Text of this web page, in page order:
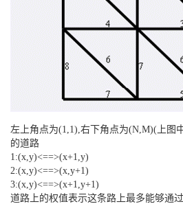
左上角点为(1,1),右下角点为(N,M)(上图
的道路
1:(x,y)<==>(x+1,y)
2:(x,y)<==>(x,y+1)
3:(x,y)<==>(x+1,y+1)
道路上的权值表示这条路上最多能够通